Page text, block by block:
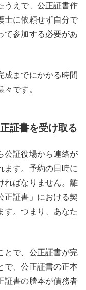
うえで、公正証書作
士に依頼せず自分で
て参加する必要があ
成までにかかる時間
です。
証書を受け取る
公証役場から連絡が
ます。予約の日時に
ればなりません。離
正証書」における契
す。つまり、あなた
とで、公正証書が完
で、公正証書の正本
証書の謄本が債務者